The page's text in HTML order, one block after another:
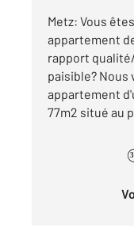
Metz: Vous
appartement
rapport
paisible? Nous
appartement
77m2 situé au